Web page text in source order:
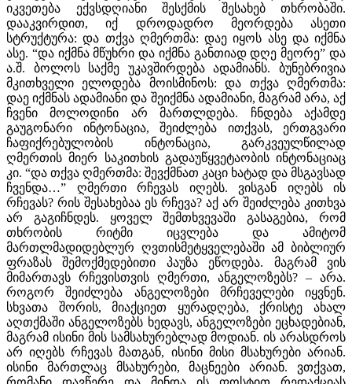
იკვეთება ექვსდღიანი შესქმის შესახებ თხრობაში.
დააკვირდით, იქ დროდადრო მეორდება ასეთი
სტრუქტურა: და თქვა ღმერთმა: დაე იყოს ასე და იქმნა
ასე. “და იქმნა მწუხრი და იქმნა განთიად დღე მეორე” და
ა.შ. ბოლოს საქმე უკავშირდება ადამიანს. ბუნებრივია
მკითხველი ელოდება მოისმინოს: და თქვა ღმერთმა:
დაე იქმნას ადამიანი და შეიქმნა ადამიანი, მაგრამ არა, აქ
ჩვენი მოლოდინი არ მართლდება. ჩნდება აქამდე
გაუგონარი ინტონაცია, შეიძლება ითქვას, ერთგვარი
ჩაფიქრებულობის ინტონაცია, გარკვეულწილად
ღმერთის მიერ საკითხის გადაუწყვეტაობის ინტონაციაც
კი. “და თქვა ღმერთმა: შევქმნათ კაცი ხატად და მსგავსად
ჩვენდა…” ღმერთი რჩევას იღებს. ვისგან იღებს ის
რჩევას? რის შესახებაა ეს რჩევა? აქ არ შეიძლება კითხვა
არ გაგიჩნდეს. ყოველ შემთხვევაში გასაგებია, რომ
თხრობის რიტმი იცვლება და ამიტომ
მართლმადიდებლურ ღვთისმეტყველებაში ამ ბიბლიურ
ფრაზას შემოქმედებითი პაუზა ეწოდება. მაგრამ ვის
მიმართავს რჩევისთვის ღმერთი, ანგელოზებს? – არა.
როგორ შეიძლება ანგელოზები მრჩეველები იყვნენ.
სხვათა შორის, მიაქციეთ ყურადღება, ქრისტე ახალ
აღთქმაში ანგელოზებს ხედავს, ანგელოზები ეცხადებიან,
მაგრამ ისინი მის სამსახურებლად მოდიან. ის არასდროს
არ იღებს რჩევას მათგან, ისინი მისი მსახურები არიან.
ისინი მართლაც მსახურები, მაცნეები არიან. ვთქვათ,